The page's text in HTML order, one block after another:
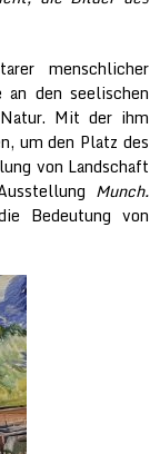
menschlicher
den seelischen
Mit der ihm
um den Platz des
von Landschaft
Munch.
Bedeutung von